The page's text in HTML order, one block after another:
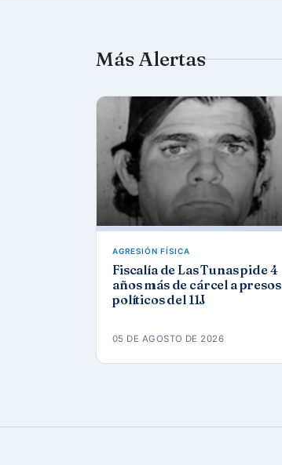
Más Alertas
AGRESIÓN FÍSICA
Fiscalía de Las Tunas pide 4
años más de cárcel a presos
políticos del 11J
05 DE AGOSTO DE 2026